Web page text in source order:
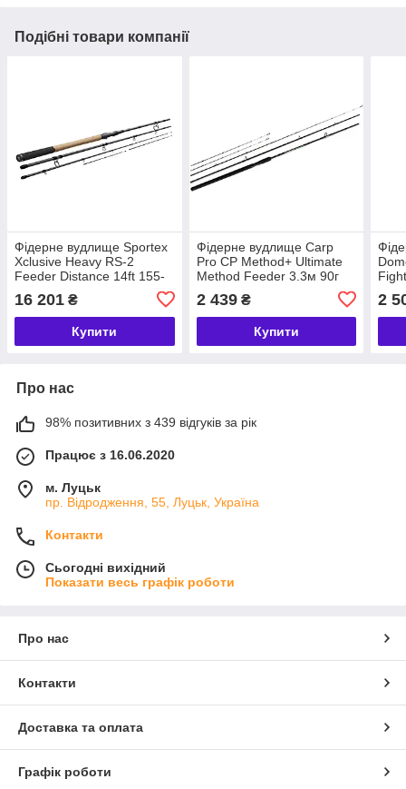
Подібні товари компанії
Фідерне вудлище Sportex
Xclusive Heavy RS-2
Feeder Distance 14ft 155-
16 201 ₴
Купити
Фідерне вудлище Carp
Pro CP Method+ Ultimate
Method Feeder 3.3м 90г
2 439₴
Купити
2
Про нас
98% позитивних з 439 відгуків за рік
Працює з 16.06.2020
м. Луцьк
пр. Відродження, 55, Луцьк, Україна
Контакти
Сьогодні вихідний
Показати весь графік роботи
Про нас
Контакти
Доставка та оплата
Графік роботи